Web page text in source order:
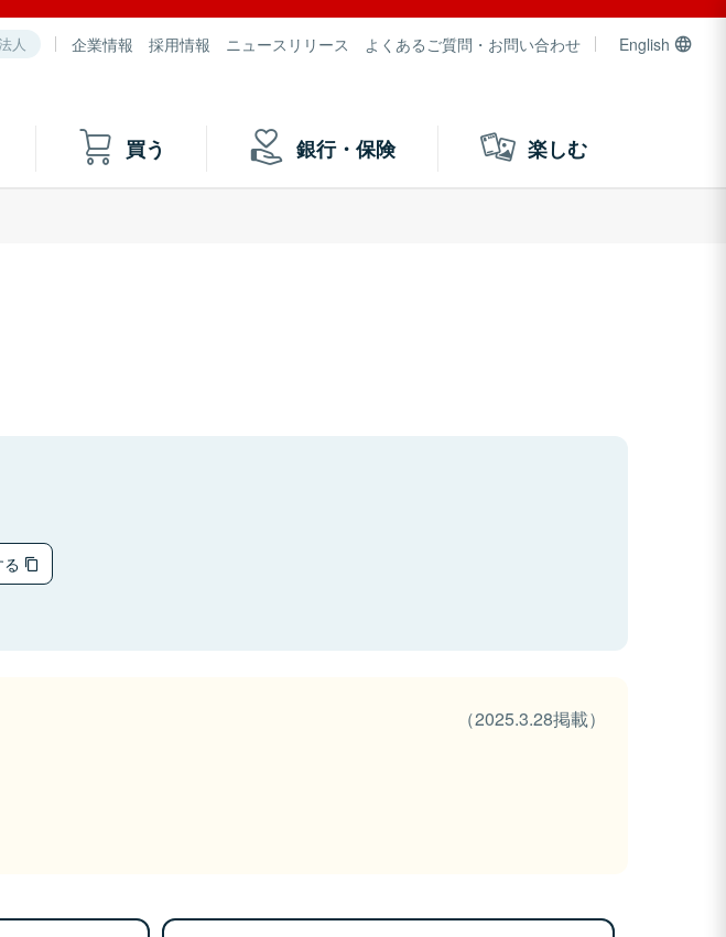
人 企業情報 採用情報 ニュースリリース よくあるご質問・お問い合わせ English
買う 銀行・保険 楽しむ
（2025.3.28掲載）